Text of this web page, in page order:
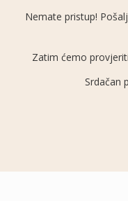
Nemate pristup!
Zatim ćemo
Srdačan